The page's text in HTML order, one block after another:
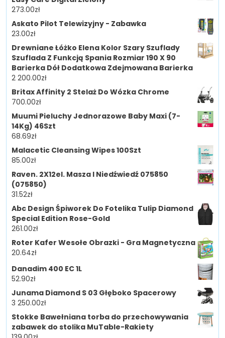
273.00zł
Askato Pilot Telewizyjny - Zabawka
23.00zł
Drewniane Łóżko Elena Kolor Szary Szuflady
Szuflada Z Funkcją Spania Rozmiar 190 X 90
Barierka Dół Dodatkowa Zdejmowana Barierka
2 200.00zł
Britax Affinity 2 Stelaż Do Wózka Chrome
700.00zł
Muumi Pieluchy Jednorazowe Baby Maxi (7-
14Kg) 46Szt
68.69zł
Malacetic Cleansing Wipes 100Szt
85.00zł
Raven. 2X12el. Masza I Niedźwiedź 075850
(075850)
31.52zł
Abc Design Śpiworek Do Fotelika Tulip Diamond
Special Edition Rose-Gold
261.00zł
Roter Kafer Wesołe Obrazki - Gra Magnetyczna
20.64zł
Danadim 400 EC 1L
52.90zł
Junama Diamond S 03 Głęboko Spacerowy
3 250.00zł
Stokke Bawełniana torba do przechowywania
zabawek do stolika MuTable-Rakiety